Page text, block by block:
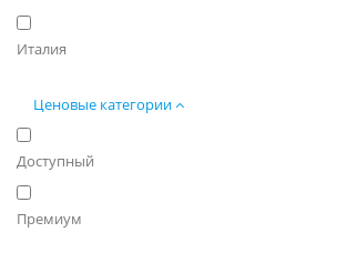
Италия
Ценовые категории
Доступный
Премиум